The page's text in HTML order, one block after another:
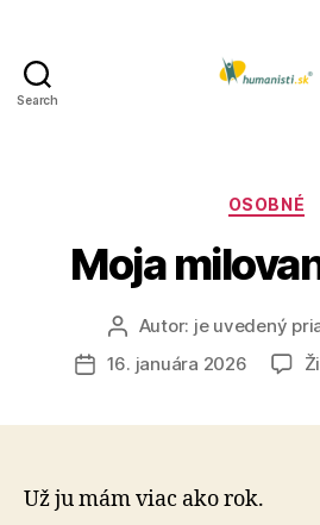
Search
OSOBNÉ
Moja
Autor
článku
Autor: je uvedený
Dátum
16. januára 2026
Už ju mám viac ako rok.